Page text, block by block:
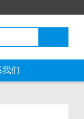
我们